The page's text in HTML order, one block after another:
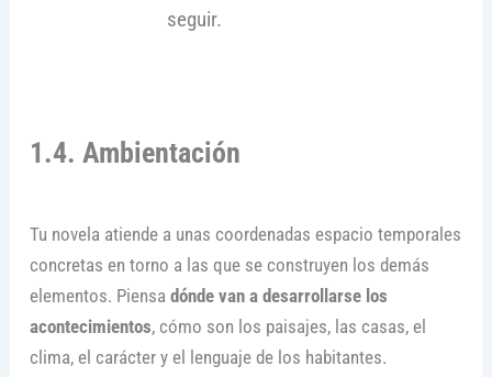
seguir.
1.4. Ambientación
Tu novela atiende a unas coordenadas espacio temporales
concretas en torno a las que se construyen los demás
elementos. Piensa dónde van a desarrollarse los
acontecimientos, cómo son los paisajes, las casas, el
clima, el carácter y el lenguaje de los habitantes.